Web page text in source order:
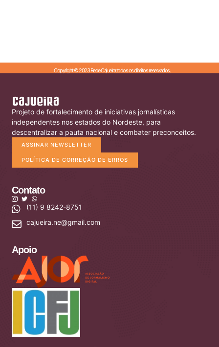
Copyright © 2023 Rede Cajueira,todos os direitos reservados.
Projeto de fortalecimento de iniciativas jornalísticas
independentes nos estados do Nordeste, para
descentralizar a pauta nacional e combater preconceitos.
ASSINAR NEWSLETTER
POLÍTICA DE CORREÇÃO DE ERROS
Contato
(11) 9 8242-8751
cajueira.ne@gmail.com
Apoio